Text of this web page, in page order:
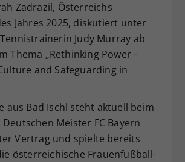
Zadrazil, Österreichs
Jahres 2025, diskutiert unter
Judy Murray ab
Thema „Rethinking Power –
and Safeguarding in
aus Bad Ischl steht aktuell beim
Meister FC Bayern
Vertrag und spielte bereits
österreichische Frauenfußball-